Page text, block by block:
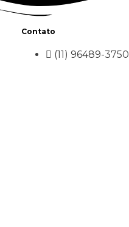
Contato
(11) 96489-3750